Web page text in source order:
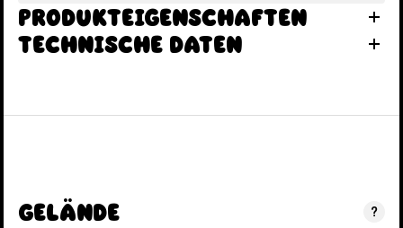
Produkteigenschaften
Technische Daten
Gelände ?